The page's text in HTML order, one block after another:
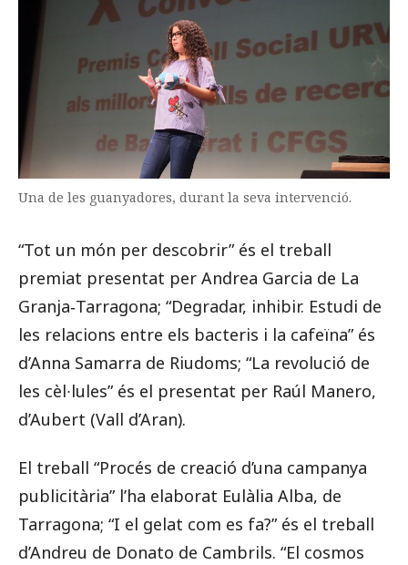
Una de les guanyadores, durant la seva intervenció.
“Tot un món per descobrir” és el treball
premiat presentat per Andrea Garcia de La
Granja‐Tarragona; “Degradar, inhibir. Estudi de
les relacions entre els bacteris i la cafeïna” és
d’Anna Samarra de Riudoms; “La revolució de
les cèl∙lules” és el presentat per Raúl Manero,
d’Aubert (Vall d’Aran).
El treball “Procés de creació d’una campanya
publicitària” l’ha elaborat Eulàlia Alba, de
Tarragona; “I el gelat com es fa?” és el treball
d’Andreu de Donato de Cambrils. “El cosmos